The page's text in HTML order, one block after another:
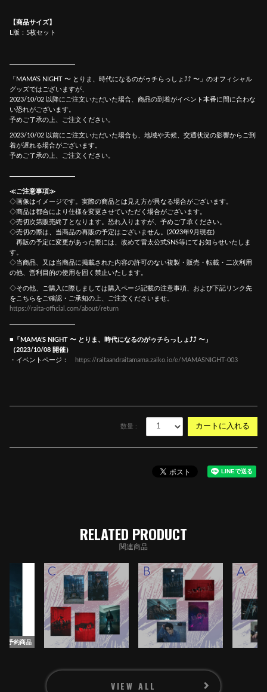
WHAT'S NEW
NEWS
MEDIA
【商品サイズ】
L版：5枚セット
「MAMA’S NIGHT 〜 とりま、時代になるのがゥチらっしょ⤴︎⤴︎ 〜」のオフィシャル
グッズではございますが、
2023/10/02 以降にご注文いただいた場合、商品の到着がイベント本番に間に合わな
い恐れがございます。
予めご了承の上、ご注文ください。
2023/10/02 以前にご注文いただいた場合も、地域や天候、交通状況の影響からご到
着が遅れる場合がございます。
予めご了承の上、ご注文ください。
≪ご注意事項≫
◇画像はイメージです。実際の商品とは見え方が異なる場合がございます。
◇商品は都合により仕様を変更させていただく場合がございます。
◇売切次第販売終了となります。恐れ入りますが、予めご了承ください。
◇売切の際は、当商品の再販の予定はございません。(2023年9月現在)
再販の予定に変更があった際には、改めて雷太公式SNS等にてお知らせいたしま
す。
◇当商品、又は当商品に掲載された内容の許可のない複製・販売・転載・二次利用
の他、営利目的の使用を固く禁止いたします。
◇その他、ご購入に際しましては購入ページ記載の注意事項、および下記リンク先
をこちらをご確認・ご承知の上、ご注文くださいませ。
https://raita-official.com/about/return
■「MAMA’S NIGHT 〜 とりま、時代になるのがゥチらっしょ⤴︎⤴︎ 〜」
（2023/10/08 開催）
・イベントページ：
https://raitaandraitamama.zaiko.io/e/MAMASNIGHT-003
数量 :
RELATED PRODUCT
関連商品
予約商品
VIEW ALL